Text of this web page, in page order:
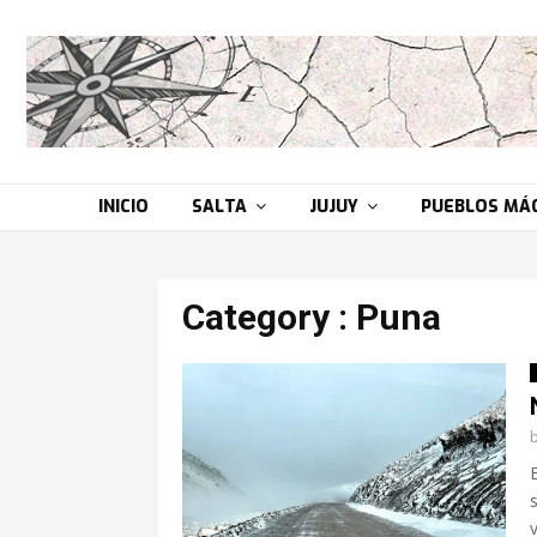
INICIO SALTA JUJUY PUEBLOS
Category : Puna